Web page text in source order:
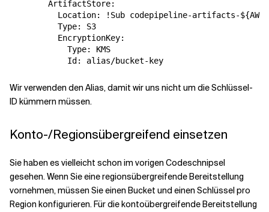
        ArtifactStore:
Location: !Sub codepipeline-artifacts-
          Type: S3
          EncryptionKey:
            Type: KMS
Wir verwenden den Alias, damit wir uns nicht um die Schlüssel-
ID kümmern müssen.
Konto-/Regionsübergreifend einsetzen
Sie haben es vielleicht schon im vorigen Codeschnipsel
gesehen. Wenn Sie eine regionsübergreifende Bereitstellung
vornehmen, müssen Sie einen Bucket und einen Schlüssel pro
Region konfigurieren. Für die kontoübergreifende Bereitstellung